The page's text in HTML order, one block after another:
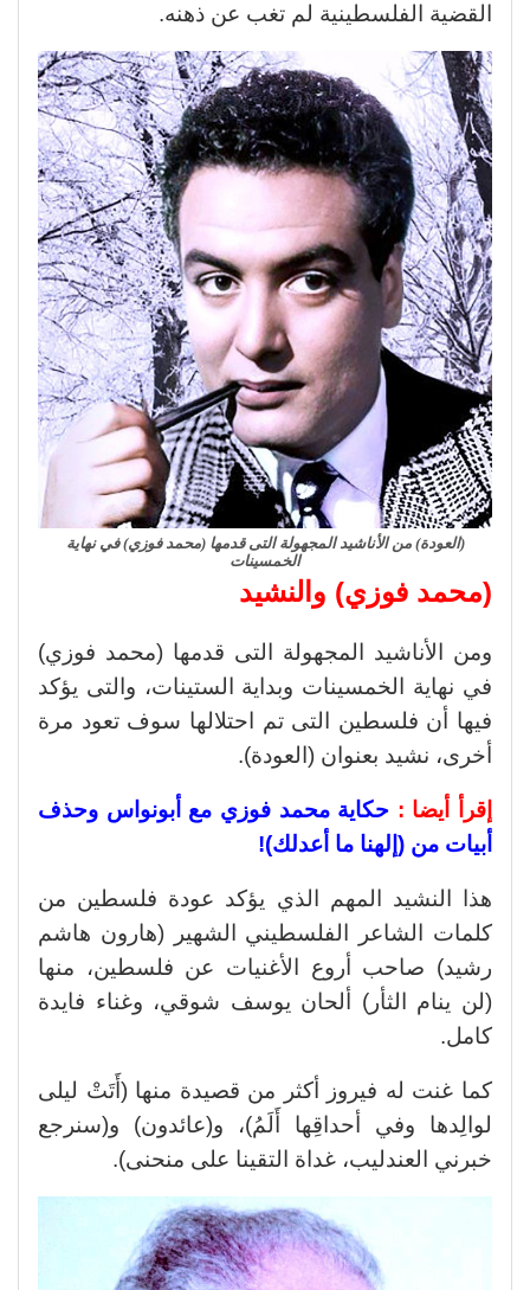
القضية الفلسطينية لم تغب عن ذهنه.
(العودة) من الأناشيد المجهولة التى قدمها (محمد فوزي) في نهاية
الخمسينات
(محمد فوزي) والنشيد
ومن الأناشيد المجهولة التى قدمها (محمد فوزي)
في نهاية الخمسينات وبداية الستينات، والتى يؤكد
فيها أن فلسطين التى تم احتلالها سوف تعود مرة
أخرى، نشيد بعنوان (العودة).
إقرأ أيضا : حكاية محمد فوزي مع أبونواس وحذف
أبيات من (إلهنا ما أعدلك)!
هذا النشيد المهم الذي يؤكد عودة فلسطين من
كلمات الشاعر الفلسطيني الشهير (هارون هاشم
رشيد) صاحب أروع الأغنيات عن فلسطين، منها
(لن ينام الثأر) ألحان يوسف شوقي، وغناء فايدة
كامل.
كما غنت له فيروز أكثر من قصيدة منها (أَتَتْ ليلى
لوالِدها وفي أحداقِها أَلَمُ)، و(عائدون) و(سنرجع
خبرني العندليب، غداة التقينا على منحنى).